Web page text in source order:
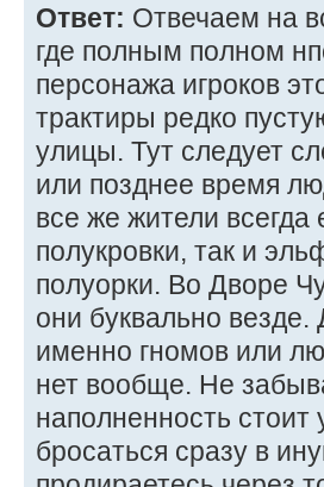
Ответ: Отвечаем на
где полным полном
персонажа игроков
трактиры редко
улицы. Тут следует
или позднее время
все же жители
полукровки, так и
полуорки. Во Дворе
они буквально
именно гномов или
нет вообще. Не
наполненность
бросаться сразу в